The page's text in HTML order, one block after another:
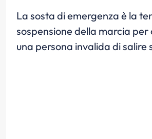
La sosta di emergenza è la
sospensione della marcia per
una persona invalida di salire